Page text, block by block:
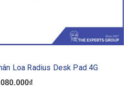
Loa Radius Desk Pad 4G